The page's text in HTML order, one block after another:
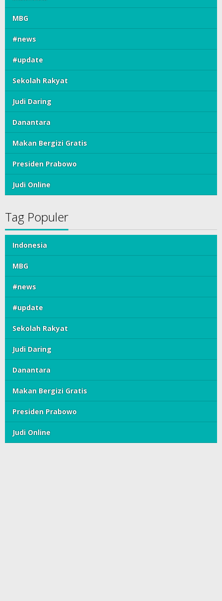
MBG
#news
#update
Sekolah Rakyat
Judi Daring
Danantara
Makan Bergizi Gratis
Presiden Prabowo
Judi Online
Tag Populer
Indonesia
MBG
#news
#update
Sekolah Rakyat
Judi Daring
Danantara
Makan Bergizi Gratis
Presiden Prabowo
Judi Online